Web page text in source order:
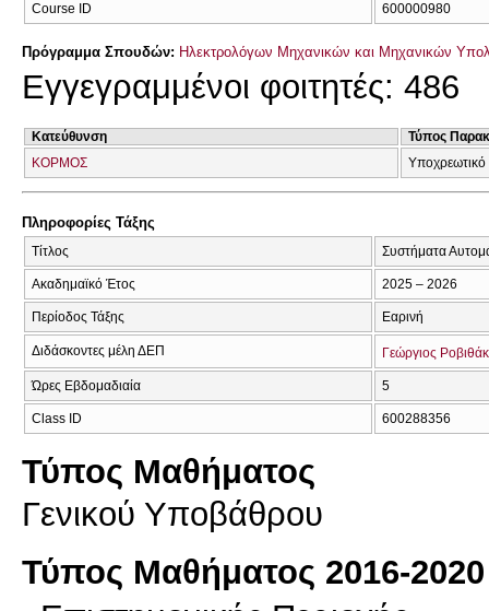
Course ID 600000980
Πρόγραμμα Σπουδών: Ηλεκτρολόγων Μηχανικών και Μηχανικών
Εγγεγραμμένοι φοιτητές: 486
Κατεύθυνση
Τύπος
ΚΟΡΜΟΣ
Υποχρεωτικό
Πληροφορίες Τάξης
Τίτλος Συστήματα
Ακαδημαϊκό Έτος 2025 – 2026
Περίοδος Τάξης Εαρινή
Διδάσκοντες μέλη ΔΕΠ Γεώργιος
Ώρες Εβδομαδιαία 5
Class ID 600288356
Τύπος Μαθήματος
Γενικού Υποβάθρου
Τύπος Μαθήματος 2016-2020